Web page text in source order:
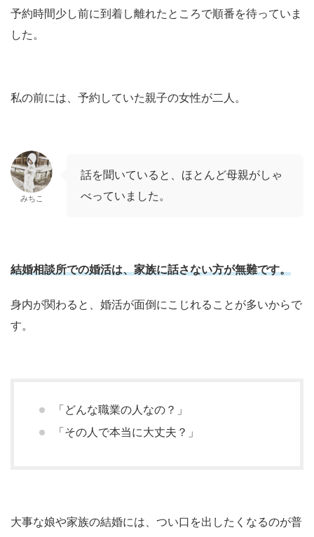
予約時間少し前に到着し離れたところで順番を待っていま
した。
私の前には、予約していた親子の女性が二人。
みちこ
話を聞いていると、ほとんど母親がしゃ
べっていました。
結婚相談所での婚活は、家族に話さない方が無難です。
身内が関わると、婚活が面倒にこじれることが多いからで
す。
「どんな職業の人なの？」
「その人で本当に大丈夫？」
大事な娘や家族の結婚には、つい口を出したくなるのが普